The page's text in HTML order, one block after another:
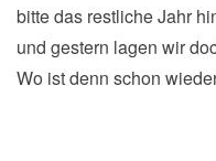
bitte das restliche Jahr
und gestern lagen wir
Wo ist denn schon